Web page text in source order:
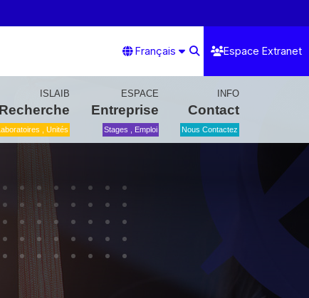
Français Espace Extranet
ISLAIB
Recherche
, Unités
ESPACE
Entreprise
Stages , Emploi
INFO
Contact
Nous Contactez